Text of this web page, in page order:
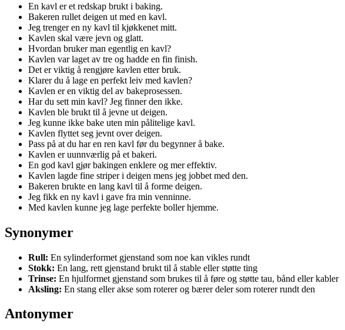
En kavl er et redskap brukt i baking.
Bakeren rullet deigen ut med en kavl.
Jeg trenger en ny kavl til kjøkkenet mitt.
Kavlen skal være jevn og glatt.
Hvordan bruker man egentlig en kavl?
Kavlen var laget av tre og hadde en fin finish.
Det er viktig å rengjøre kavlen etter bruk.
Klarer du å lage en perfekt leiv med kavlen?
Kavlen er en viktig del av bakeprosessen.
Har du sett min kavl? Jeg finner den ikke.
Kavlen ble brukt til å jevne ut deigen.
Jeg kunne ikke bake uten min pålitelige kavl.
Kavlen flyttet seg jevnt over deigen.
Pass på at du har en ren kavl før du begynner å bake.
Kavlen er uunnværlig på et bakeri.
En god kavl gjør bakingen enklere og mer effektiv.
Kavlen lagde fine striper i deigen mens jeg jobbet med den.
Bakeren brukte en lang kavl til å forme deigen.
Jeg fikk en ny kavl i gave fra min venninne.
Med kavlen kunne jeg lage perfekte boller hjemme.
Synonymer
Rull: En sylinderformet gjenstand som noe kan vikles rundt
Stokk: En lang, rett gjenstand brukt til å stable eller støtte ting
Trinse: En hjulformet gjenstand som brukes til å føre og støtte tau, bånd eller kabler
Aksling: En stang eller akse som roterer og bærer deler som roterer rundt den
Antonymer